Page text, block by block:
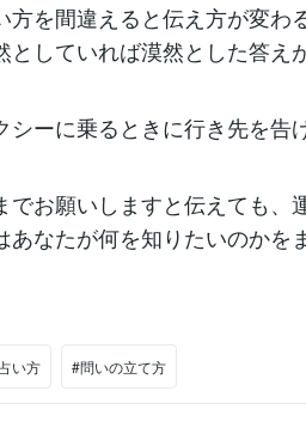
方を間違えると伝え方が変わ
としていれば漠然とした答え
シーに乗るときに行き先を告
でお願いしますと伝えても、
あなたが何を知りたいのかを
い方 #問いの立て方